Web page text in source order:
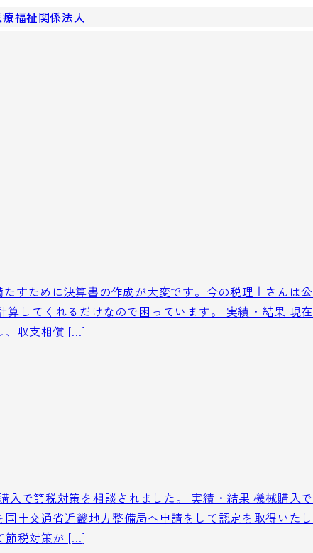
療福祉関係法人
すために決算書の作成が大変です。今の税理士さんは公
してくれるだけなので困っています。 実績・結果 現在
、収支相償 […]
入で節税対策を相談されました。 実績・結果 機械購入で
土交通省近畿地方整備局へ申請をして認定を取得いたし
節税対策が […]